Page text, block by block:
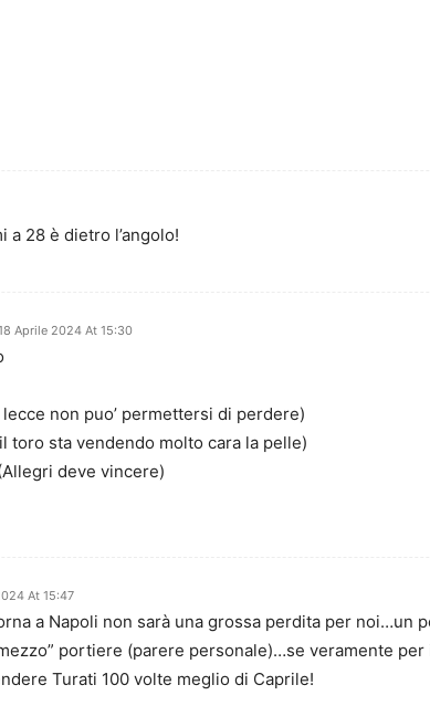
a 28 è dietro l’angolo!
Aprile 2024 At 15:30
non puo’ permettersi di perdere)
toro sta vendendo molto cara la pelle)
deve vincere)
At 15:47
a Napoli non sarà una grossa perdita per noi…un
portiere (parere personale)…se veramente
Turati 100 volte meglio di Caprile!